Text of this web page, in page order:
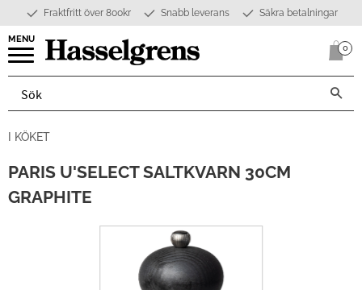
Meny
Fraktfritt över 800kr Snabb leverans Säkra betalningar
0
I KÖKET
PARIS U'SELECT SALTKVARN 30CM
GRAPHITE